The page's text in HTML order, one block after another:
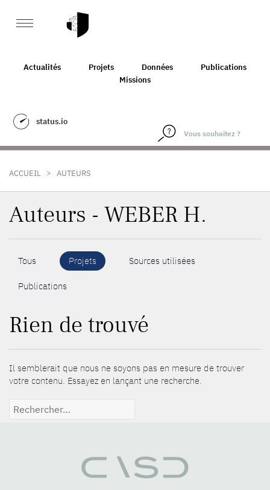
Actualités Projets Données
Publications
Missions
status.io
ACCUEIL > AUTEURS
Auteurs - WEBER H.
Tous Projets Sources utilisées
Publications
Rien de trouvé
Il semblerait que nous ne soyons pas en mesure de trouver
votre contenu. Essayez en lançant une recherche.
Rechercher :